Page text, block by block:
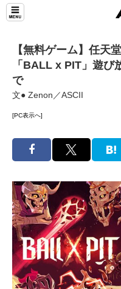
【無料ゲーム】任天
「BALL x PIT」遊
で
文● Zenon／ASCII
[PC表示へ]